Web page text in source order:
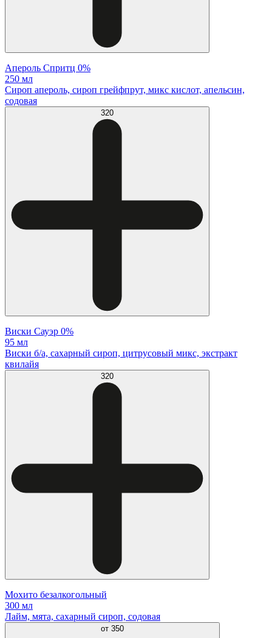
Апероль Спритц 0%
250 мл
Сироп апероль, сироп грейфпрут, микс кислот, апельсин,
содовая
320
Виски Сауэр 0%
95 мл
Виски б/а, сахарный сироп, цитрусовый микс, экстракт
квилайя
320
Мохито безалкогольный
300 мл
Лайм, мята, сахарный сироп, содовая
от 350